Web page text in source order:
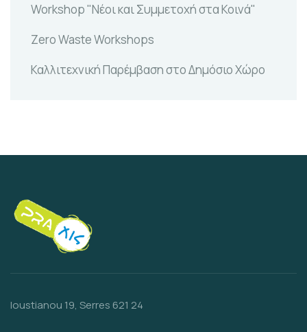
Workshop "Νέοι και Συμμετοχή στα Κοινά"
Zero Waste Workshops
Καλλιτεχνική Παρέμβαση στο Δημόσιο Χώρο
Ioustianou 19, Serres 621 24